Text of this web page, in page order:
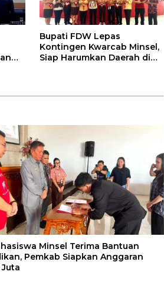
Bupati FDW Lepas
Kontingen Kwarcab Minsel,
Siap Harumkan Daerah di
Minsel Terima Bantuan
Pemkab Siapkan Anggaran